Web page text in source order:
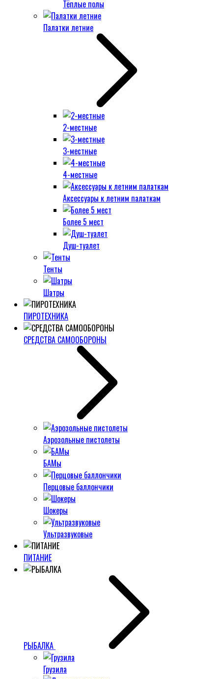
Тёплые полы
Палатки летние
2-местные
3-местные
4-местные
Аксессуары к летним палаткам
Более 5 мест
Душ-туалет
Тенты
Шатры
ПИРОТЕХНИКА
СРЕДСТВА САМООБОРОНЫ
Аэрозольные пистолеты
БАМы
Перцовые баллончики
Шокеры
Ультразвуковые
ПИТАНИЕ
РЫБАЛКА
Грузила